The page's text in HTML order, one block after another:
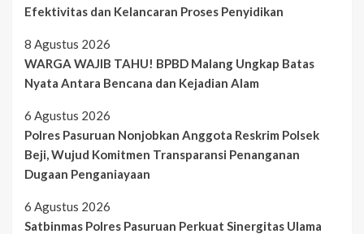
Efektivitas dan Kelancaran Proses Penyidikan
8 Agustus 2026
WARGA WAJIB TAHU! BPBD Malang Ungkap Batas
Nyata Antara Bencana dan Kejadian Alam
6 Agustus 2026
Polres Pasuruan Nonjobkan Anggota Reskrim Polsek
Beji, Wujud Komitmen Transparansi Penanganan
Dugaan Penganiayaan
6 Agustus 2026
Satbinmas Polres Pasuruan Perkuat Sinergitas Ulama